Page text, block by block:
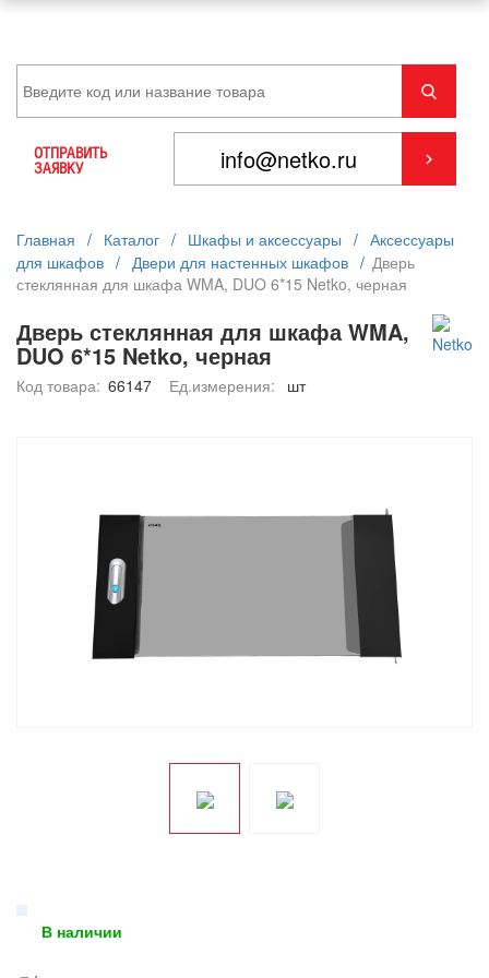
ОТПРАВИТЬ
ЗАЯВКУ
Главная / Каталог / Шкафы и аксессуары / Аксессуары
для шкафов / Двери для настенных шкафов / Дверь
стеклянная для шкафа WMA, DUO 6*15 Netko, черная
Дверь стеклянная для шкафа WMA,
DUO 6*15 Netko, черная
Код товара: 66147 Ед.измерения: шт
В наличии